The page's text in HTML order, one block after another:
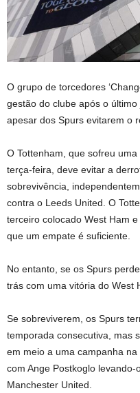
O grupo de torcedores
gestão do clube após o
apesar dos Spurs evitarem o
O Tottenham, que sofreu
terça-feira, deve evitar a
sobrevivência,
contra o Leeds United. O
terceiro colocado West Ham
que um empate é suficiente.
No entanto, se os Spurs
trás com uma vitória do West
Se sobreviverem, os Spurs
temporada consecutiva, mas
em meio a uma campanha
com Ange Postkoglo
Manchester United.